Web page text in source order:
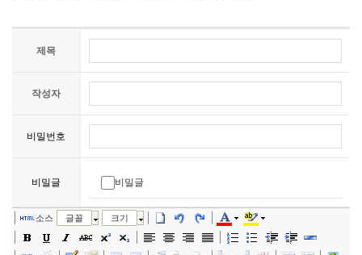
제목
작성자
비밀번호
비밀글 비밀글
소스 글꼴 크기